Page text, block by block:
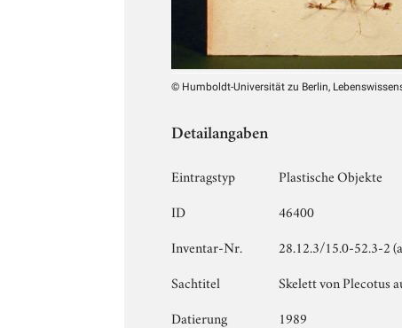
© Humboldt-Universität zu Berlin,
Detailangaben
Eintragstyp
Plastische Objekte
ID
46400
Inventar-Nr.
28.12.3/15.0-52.3-2
Sachtitel
Skelett von Plecotus
Datierung
1989